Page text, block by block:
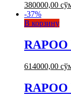
380000,00
-37%
В корзину
614000,00